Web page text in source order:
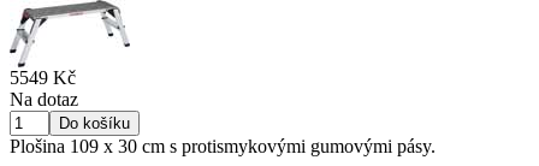
5549 Kč
Na dotaz
Plošina 109 x 30 cm s protismykovými gumovými pásy.